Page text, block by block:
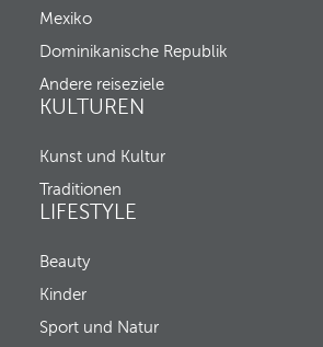
Mexiko
Dominikanische Republik
Andere reiseziele
KULTUREN
Kunst und Kultur
Traditionen
LIFESTYLE
Beauty
Kinder
Sport und Natur